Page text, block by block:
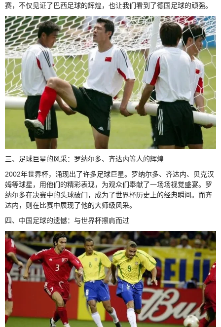
赛，不仅见证了巴西足球的辉煌，也让我们看到了德国足球的顽强。
三、足球巨星的风采：罗纳尔多、齐达内等人的辉煌
2002年世界杯，涌现出了许多足球巨星。罗纳尔多、齐达内、贝克汉
姆等球星，用他们的精彩表现，为观众们奉献了一场场视觉盛宴。罗
纳尔多在决赛中的头球破门，成为了世界杯历史上的经典瞬间。而齐
达内，则在比赛中展现了他的大师级风采。
四、中国足球的遗憾：与世界杯擦肩而过